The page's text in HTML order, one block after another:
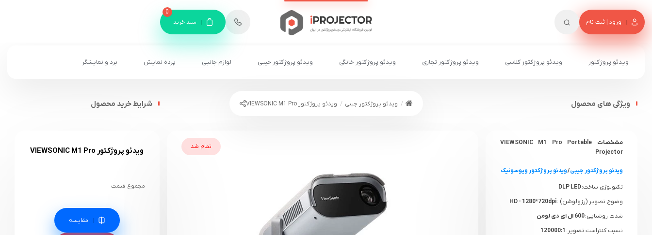
ورود | ثبت نام
8
سبد خرید
0
ویدئو پروژکتور ویدئو پروژکتور کلاسی ویدئو پروژکتور تجاری ویدئو پروژکتور خانگی ویدئو پروژکتور جیبی لوازم جانبی پرده نمایش برد و نمایشگر
ویدئو پروژکتور جیبی ویدئو پروژکتور VIEWSONIC M1 Pro
تمام شد
شرایط خرید محصول
ویدئو پروژکتور VIEWSONIC M1 Pro
مجموع قیمت
مقایسه
ویژگی های محصول
مشخصات VIEWSONIC M1 Pro Portable
Projector
ویدئو پروژکتور جیبی/ویدئو پروژکتور ویوسونیک
تکنولوژی ساخت:DLP LED
وضوح تصویر (رزولوشن) :
شدت روشنایی:600 ال ای دی لومن
نسبت کنتراست تصویر: